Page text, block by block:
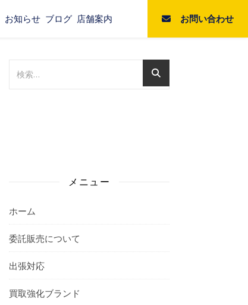
お知らせ ブログ 店舗案内 お問い合わせ
メニュー
ホーム
委託販売について
出張対応
買取強化ブランド